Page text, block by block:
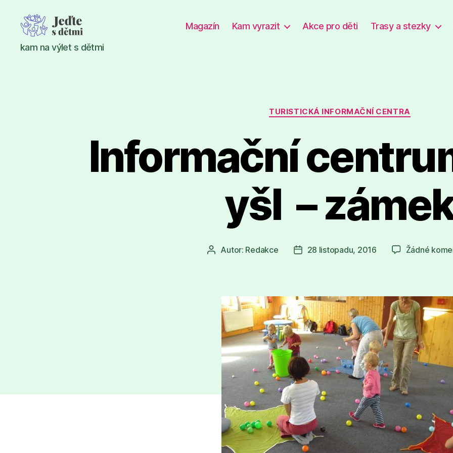
Jeďte
s
kam na výlet s dětmi
Magazín Kam vyrazit Akce pro děti Trasy a stezky
Rubriky
TURISTICKÁ INFORMAČNÍ CENTRA
Informační
yšl –
AutorAutor: Redakce
Datum
28 listopadu, 2016 Žádné